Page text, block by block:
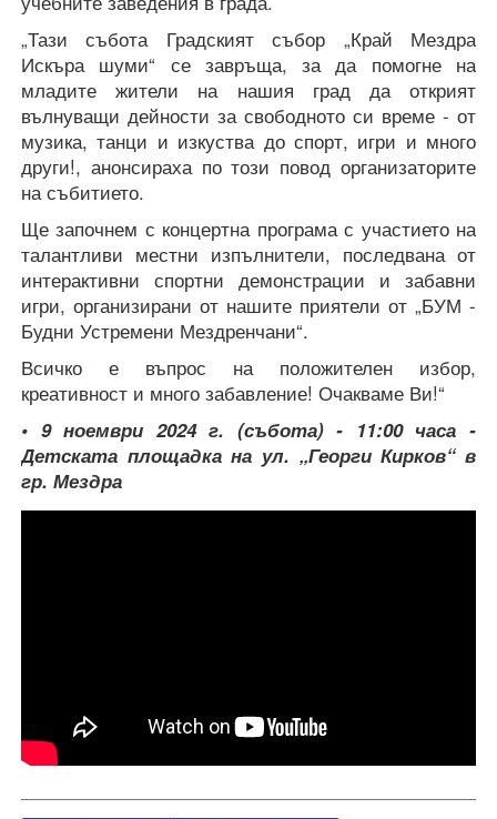
„Тази събота Градският събор „Край Мездра
Искъра шуми“ се завръща, за да помогне на
младите жители на нашия град да открият
вълнуващи дейности за свободното си време - от
музика, танци и изкуства до спорт, игри и много
други!, анонсираха по този повод организаторите
на събитието.
Ще започнем с концертна програма с участието на
талантливи местни изпълнители, последвана от
интерактивни спортни демонстрации и забавни
игри, организирани от нашите приятели от „БУМ -
Будни Устремени Мездренчани“.
Всичко е въпрос на положителен избор,
креативност и много забавление! Очакваме Ви!“
• 9 ноември 2024 г. (събота) - 11:00 часа -
Детската площадка на ул. „Георги Кирков“ в
гр. Мездра